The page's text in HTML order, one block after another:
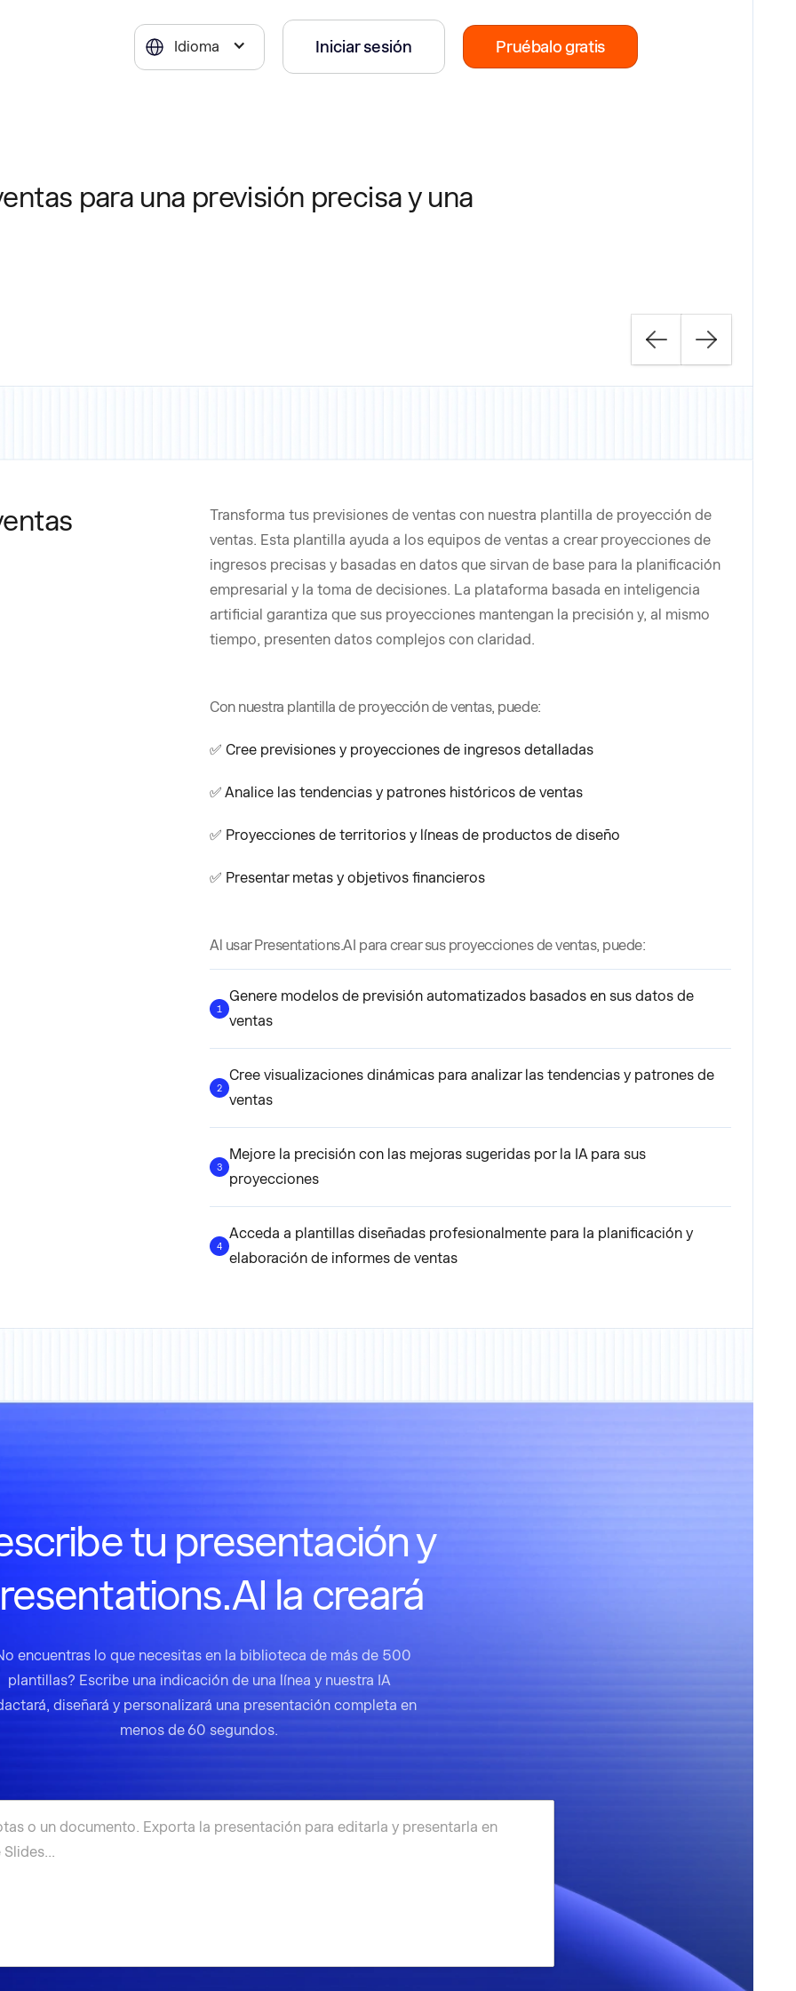
Idioma Iniciar sesión Pruébalo gratis
para una previsión precisa y una
Transforma tus previsiones de ventas con nuestra plantilla de proyección de
ventas. Esta plantilla ayuda a los equipos de ventas a crear proyecciones de
ingresos precisas y basadas en datos que sirvan de base para la planificación
empresarial y la toma de decisiones. La plataforma basada en inteligencia
artificial garantiza que sus proyecciones mantengan la precisión y, al mismo
tiempo, presenten datos complejos con claridad.
Con nuestra plantilla de proyección de ventas, puede:
✅ Cree previsiones y proyecciones de ingresos detalladas
✅ Analice las tendencias y patrones históricos de ventas
✅ Proyecciones de territorios y líneas de productos de diseño
✅ Presentar metas y objetivos financieros
Al usar Presentations.AI para crear sus proyecciones de ventas, puede:
1
Genere modelos de previsión automatizados basados en sus datos de
ventas
2
Cree visualizaciones dinámicas para analizar las tendencias y patrones de
ventas
3
Mejore la precisión con las mejoras sugeridas por la IA para sus
proyecciones
4
Acceda a plantillas diseñadas profesionalmente para la planificación y
elaboración de informes de ventas
tu presentación y
la creará
encuentras lo que necesitas en la biblioteca de más de 500
plantillas? Escribe una indicación de una línea y nuestra IA
diseñará y personalizará una presentación completa en
menos de 60 segundos.